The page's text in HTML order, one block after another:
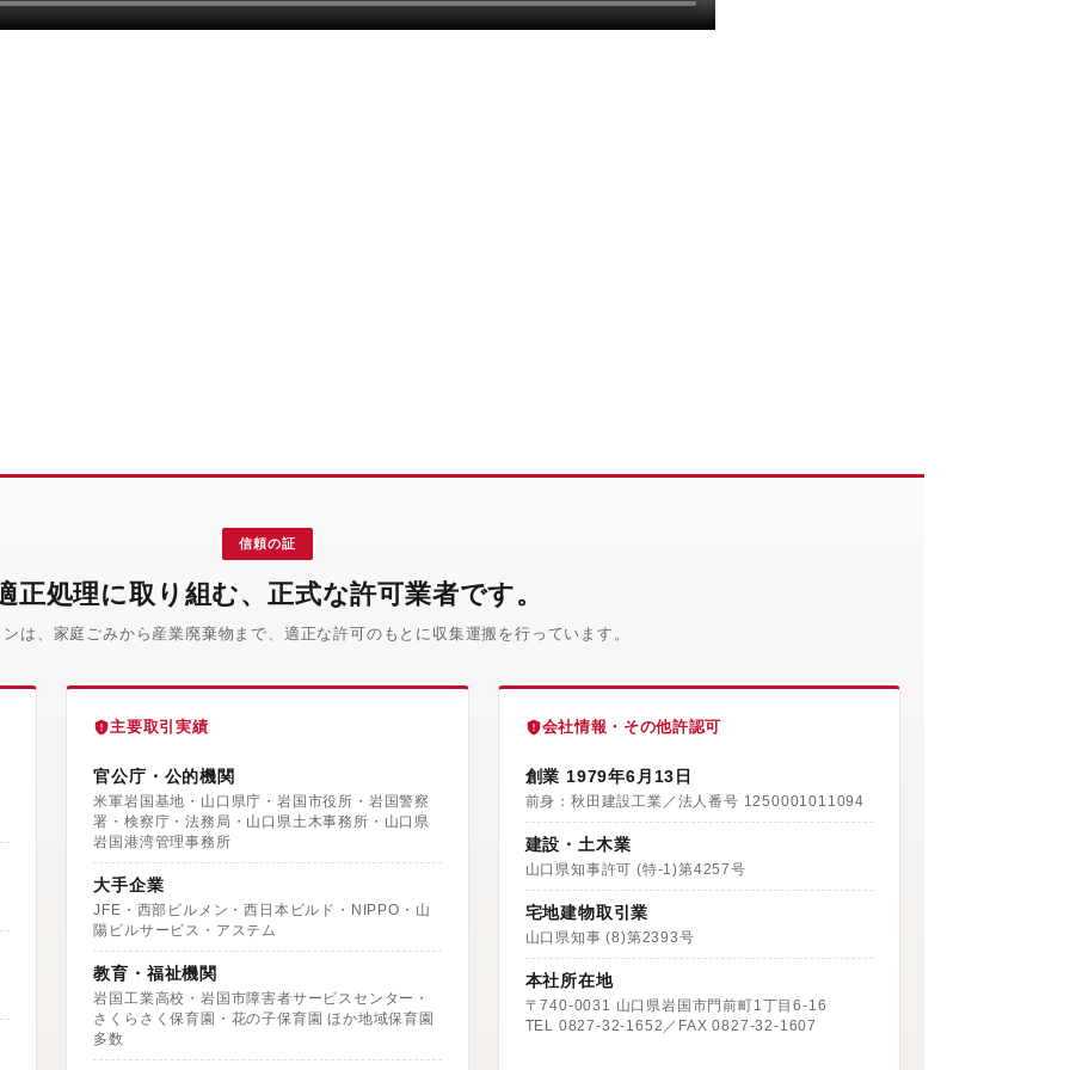
信頼の証
正処理に取り組む、正式な許可業者です。
は、家庭ごみから産業廃棄物まで、適正な許可のもとに収集運搬を行っています。
主要取引実績
官公庁・公的機関
米軍岩国基地・山口県庁・岩国市役所・岩国警察
署・検察庁・法務局・山口県土木事務所・山口県
岩国港湾管理事務所
大手企業
JFE・西部ビルメン・西日本ビルド・NIPPO・山
陽ビルサービス・アステム
教育・福祉機関
岩国工業高校・岩国市障害者サービスセンター・
さくらさく保育園・花の子保育園 ほか地域保育園
多数
会社情報・その他許認可
創業 1979年6月13日
前身：秋田建設工業／法人番号 1250001011094
建設・土木業
山口県知事許可 (特-1)第4257号
宅地建物取引業
山口県知事 (8)第2393号
本社所在地
〒740-0031 山口県岩国市門前町1丁目6-16
TEL 0827-32-1652／FAX 0827-32-1607